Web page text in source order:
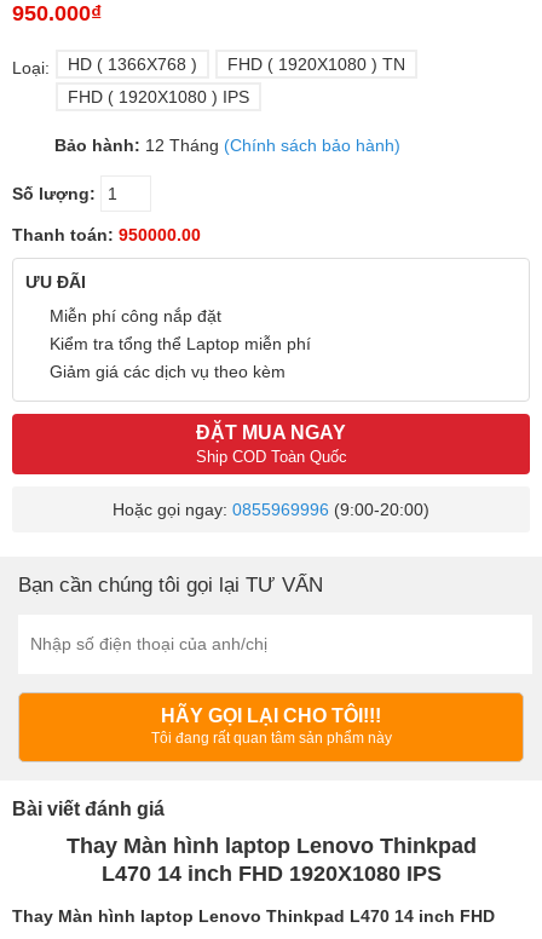
950.000₫
Loại: HD ( 1366X768 )
FHD ( 1920X1080 ) TN
FHD ( 1920X1080 ) IPS
Bảo hành: 12 Tháng (Chính sách bảo hành)
Số lượng:
Thanh toán: 950000.00
ƯU ĐÃI
Miễn phí công nắp đặt
Kiểm tra tổng thể Laptop miễn phí
Giảm giá các dịch vụ theo kèm
ĐẶT MUA NGAY
Ship COD Toàn Quốc
Hoặc gọi ngay: 0855969996 (9:00-20:00)
Bạn cần chúng tôi gọi lại TƯ VẤN
HÃY GỌI LẠI CHO TÔI!!!
Tôi đang rất quan tâm sản phẩm này
Bài viết đánh giá
Thay Màn hình laptop Lenovo Thinkpad
L470 14 inch FHD 1920X1080 IPS
Thay Màn hình laptop Lenovo Thinkpad L470 14 inch FHD